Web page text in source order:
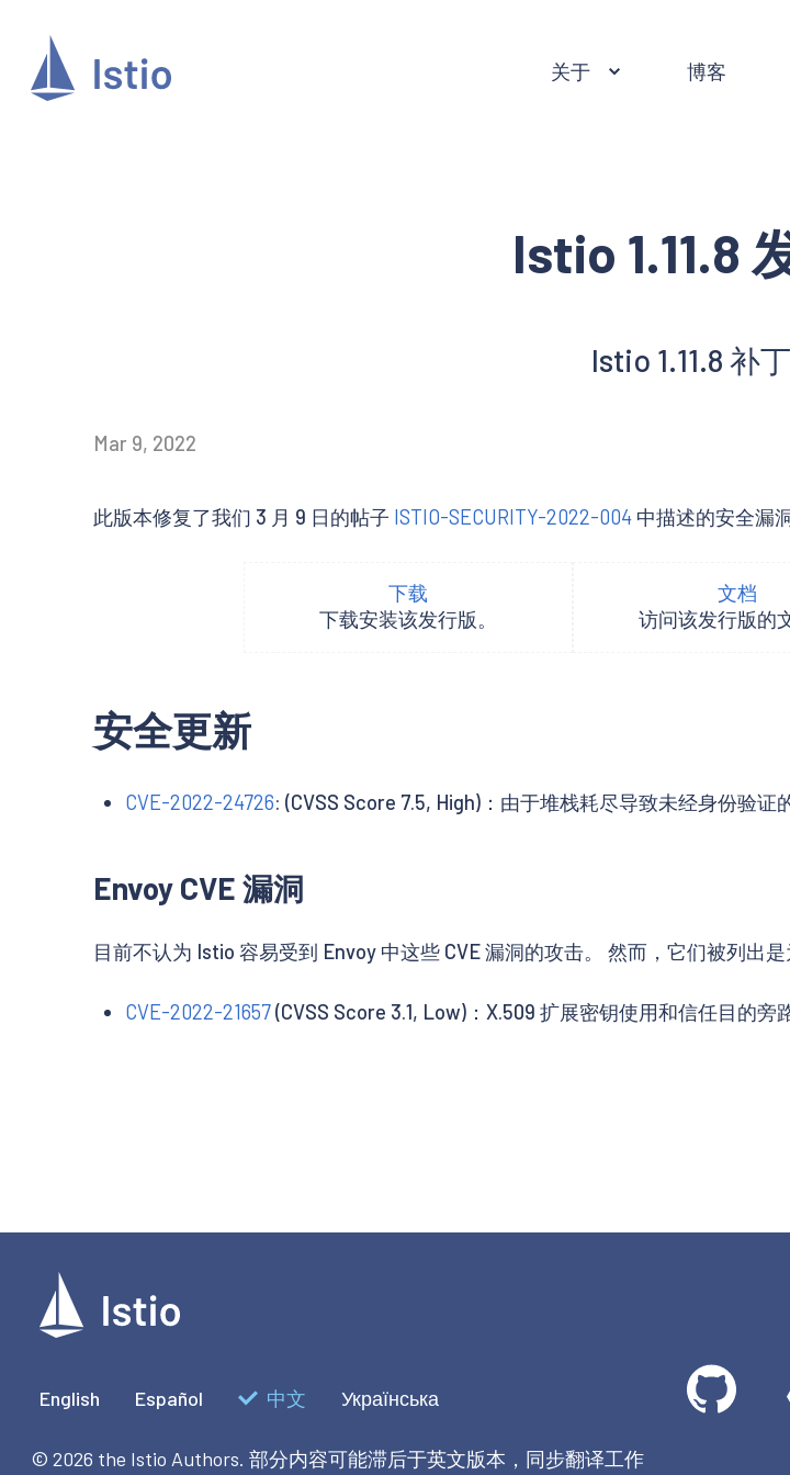
关于 博客
Istio 1.11.8
Istio 1.11.8 补
Mar 9, 2022
此版本修复了我们 3 月 9 日的帖子 ISTIO-SECURITY-2022-004 中描述的安全漏
下载
下载安装该发行版。
文档
访问该发行版的
安全更新
CVE-2022-24726: (CVSS Score 7.5, High)：由于堆栈耗尽导致未经身份验证
Envoy CVE 漏洞
目前不认为 Istio 容易受到 Envoy 中这些 CVE 漏洞的攻击。 然而，它们被列出是
CVE-2022-21657(CVSS Score 3.1, Low)：X.509 扩展密钥使用和信任目的旁路
English Español 中文 Українська
© 2026 the Istio Authors. 部分内容可能滞后于英文版本，同步翻译工作